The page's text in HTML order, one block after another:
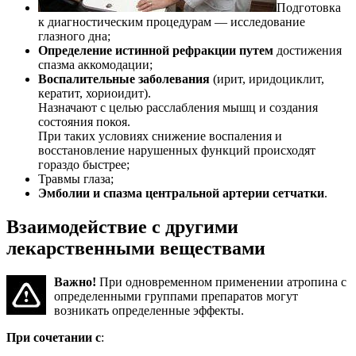
Подготовка
к диагностическим процедурам — исследование
глазного дна;
Определение истинной рефракции путем достижения
спазма аккомодации;
Воспалительные заболевания (ирит, иридоциклит,
кератит, хориоидит).
Назначают с целью расслабления мышц и создания
состояния покоя.
При таких условиях снижение воспаления и
восстановление нарушенных функций происходят
гораздо быстрее;
Травмы глаза;
Эмболии и спазма центральной артерии сетчатки.
Взаимодействие с другими
лекарственными веществами
Важно! При одновременном применении атропина с
определенными группами препаратов могут
возникать определенные эффекты.
При сочетании с: